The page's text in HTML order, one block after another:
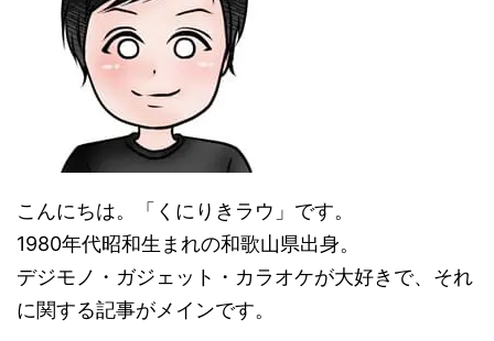
こんにちは。「くにりきラウ」です。
1980年代昭和生まれの和歌山県出身。
デジモノ・ガジェット・カラオケが大好きで、それ
に関する記事がメインです。